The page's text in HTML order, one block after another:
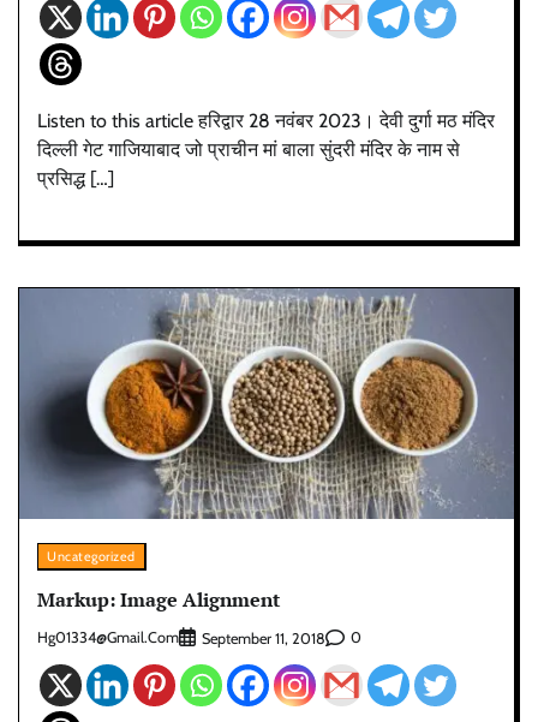
Listen to this article हरिद्वार 28 नवंबर 2023। देवी दुर्गा मठ मंदिर
दिल्ली गेट गाजियाबाद जो प्राचीन मां बाला सुंदरी मंदिर के नाम से
प्रसिद्ध […]
Uncategorized
Markup: Image Alignment
Hg01334@gmail.com September 11, 2018 0